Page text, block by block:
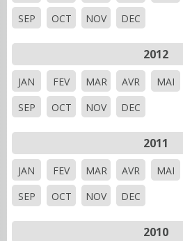
SEP
OCT NOV DEC
2012
JAN FEV MAR AVR MAI
SEP
OCT NOV DEC
2011
JAN FEV MAR AVR MAI
SEP
OCT NOV DEC
2010